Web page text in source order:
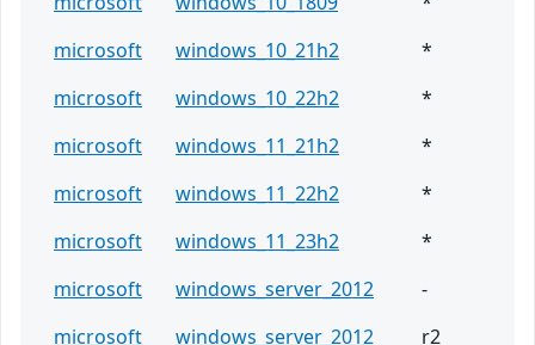
microsoft
windows_10_21h2
*
microsoft
windows_10_22h2
*
microsoft
windows_11_21h2
*
microsoft
windows_11_22h2
*
microsoft
windows_11_23h2
*
microsoft
windows_server_2012
-
microsoft
windows_server_2012
r2